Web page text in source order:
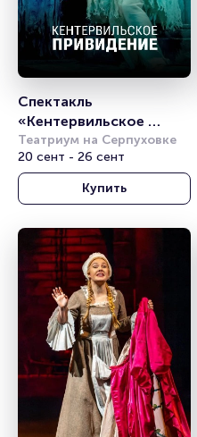
Спектакль
«Кентервильское
привидение»
Театриум на Серпуховке
20 сент - 26 сент
Купить